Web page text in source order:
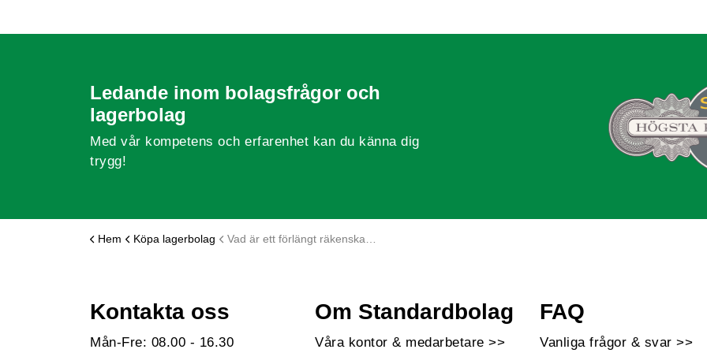
Ledande inom bolagsfrågor och
lagerbolag
Med vår kompetens och erfarenhet kan du känna dig
trygg!
Hem Köpa lagerbolag Vad är ett förlängt räkenskapsår?
Kontakta oss
Mån-Fre: 08.00 - 16.30
Om Standardbolag
Våra kontor & medarbetare >>
FAQ
Vanliga frågor & svar >>